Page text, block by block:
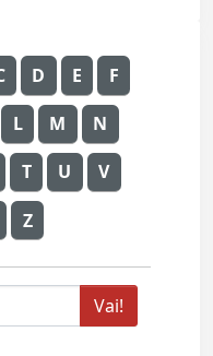
D E F
L M N
T U V
Z